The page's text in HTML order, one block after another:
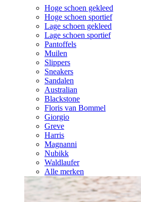
Hoge schoen gekleed
Hoge schoen sportief
Lage schoen gekleed
Lage schoen sportief
Pantoffels
Muilen
Slippers
Sneakers
Sandalen
Australian
Blackstone
Floris van Bommel
Giorgio
Greve
Harris
Magnanni
Nubikk
Waldlaufer
Alle merken